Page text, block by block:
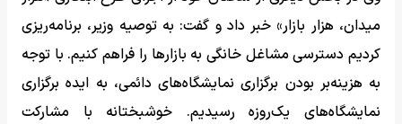
میدان، هزار بازار» خبر داد و گفت: به توصیه وزیر، برنامه‌ریزی
کردیم دسترسی مشاغل خانگی به بازارها را فراهم کنیم. با توجه
به هزینه‌بر بودن برگزاری نمایشگاه‌های دائمی، به ایده برگزاری
نمایشگاه‌های یک‌روزه رسیدیم. خوشبختانه با مشارکت